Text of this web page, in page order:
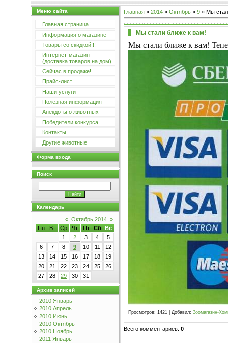
Меню сайта
Главная страница
Информация о магазине
Товары со скидкой!!!
Интернет-магазин
(доставка товаров на дом)
Сейчас в продаже!
Прайс-лист
Наши услуги
Полезная информация
Анекдоты о животных
Победители конкурса ...
Контакты
Другие животные
Форма входа
Поиск
Календарь
« Октябрь 2014 »
Пн
Вт Ср Чт Пт Сб
Вс
1
2 3 4
5
6
7 8 9 10 11
12
13
14 15 16 17 18
19
20
21 22 23 24 25
26
27
28 29 30 31
Архив записей
2010 Январь
2010 Апрель
2010 Июнь
2010 Октябрь
2010 Ноябрь
2011 Январь
Главная» 2014 » Октябрь » 9» Мы
Мы стали ближе к вам!
Мы стали ближе к вам!
Просмотров: 1421 Добавил: Зоомагазин-
Всего комментариев: 0